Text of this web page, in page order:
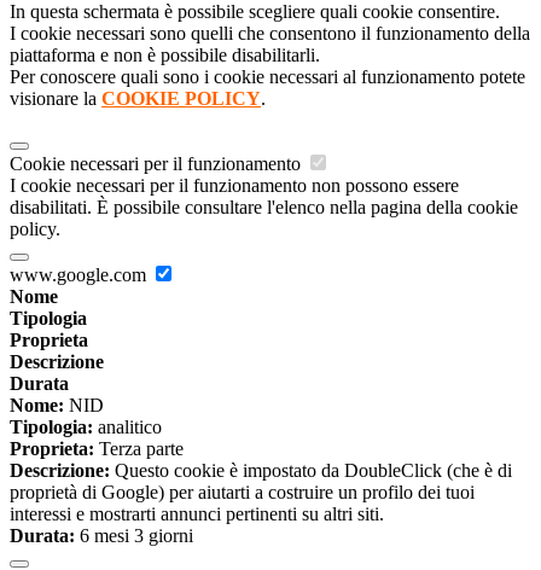
In questa schermata è possibile scegliere quali cookie consentire.
I cookie necessari sono quelli che consentono il funzionamento della
piattaforma e non è possibile disabilitarli.
Per conoscere quali sono i cookie necessari al funzionamento potete
visionare la COOKIE POLICY.
Cookie necessari per il funzionamento
I cookie necessari per il funzionamento non possono essere
disabilitati. È possibile consultare l'elenco nella pagina della cookie
policy.
www.google.com
Nome
Tipologia
Proprieta
Descrizione
Durata
Nome: NID
Tipologia: analitico
Proprieta: Terza parte
Descrizione: Questo cookie è impostato da DoubleClick (che è di
proprietà di Google) per aiutarti a costruire un profilo dei tuoi
interessi e mostrarti annunci pertinenti su altri siti.
Durata: 6 mesi 3 giorni